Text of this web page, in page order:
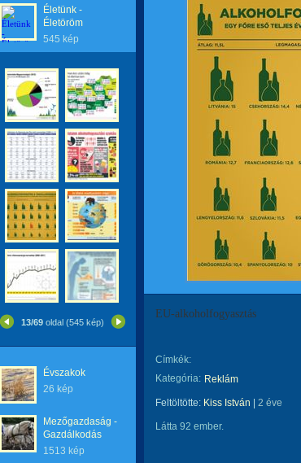
Életünk -
Életöröm
545 kép
13/69 oldal (545 kép)
Évszakok
26 kép
Mezőgazdaság -
Gazdálkodás
1513 kép
EU-alkoholfogyasztás
Címkék:
Kategória: Reklám
Feltöltötte: Kiss István 2 éve
Látta 92 ember.